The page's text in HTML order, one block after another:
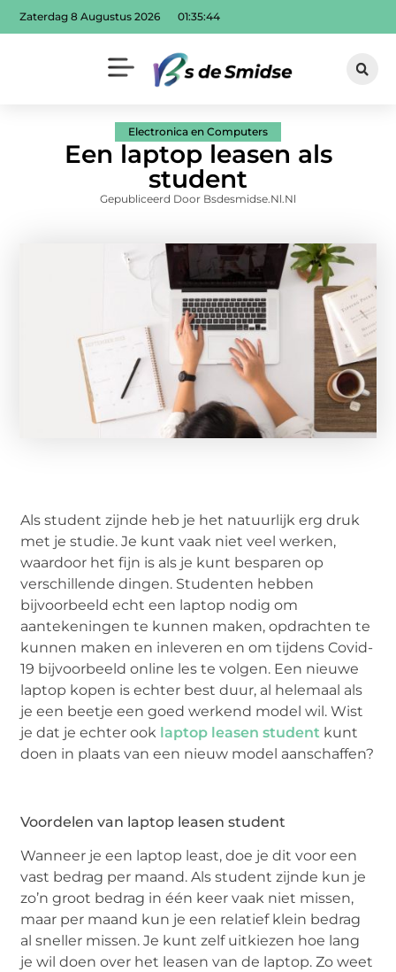
Zaterdag 8 Augustus 2026 01:35:45
Electronica en Computers
Een laptop leasen als
student
Gepubliceerd Door Bsdesmidse.nl.nl
Als student zijnde heb je het natuurlijk erg druk
met je studie. Je kunt vaak niet veel werken,
waardoor het fijn is als je kunt besparen op
verschillende dingen. Studenten hebben
bijvoorbeeld echt een laptop nodig om
aantekeningen te kunnen maken, opdrachten te
kunnen maken en inleveren en om tijdens Covid-
19 bijvoorbeeld online les te volgen. Een nieuwe
laptop kopen is echter best duur, al helemaal als
je een beetje een goed werkend model wil. Wist
je dat je echter ook laptop leasen student kunt
doen in plaats van een nieuw model aanschaffen?
Voordelen van laptop leasen student
Wanneer je een laptop least, doe je dit voor een
vast bedrag per maand. Als student zijnde kun je
zo’n groot bedrag in één keer vaak niet missen,
maar per maand kun je een relatief klein bedrag
al sneller missen. Je kunt zelf uitkiezen hoe lang
je wil doen over het leasen van de laptop. Zo weet